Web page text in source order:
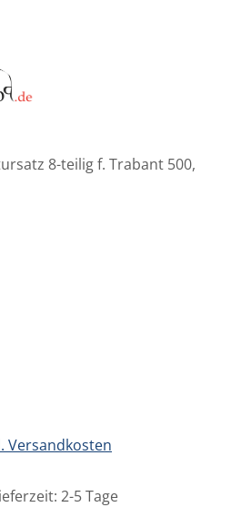
Versandkosten
2-5 Tage